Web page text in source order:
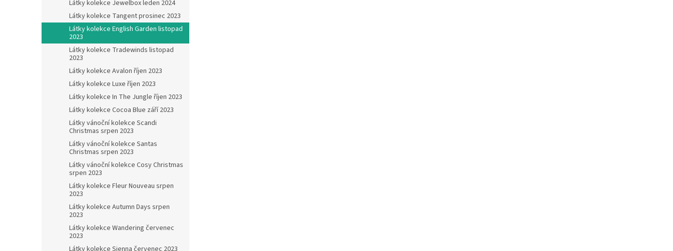
Látky kolekce Jewelbox leden 2024
Látky kolekce Tangent prosinec 2023
Látky kolekce English Garden listopad
2023
Látky kolekce Tradewinds listopad
2023
Látky kolekce Avalon říjen 2023
Látky kolekce Luxe říjen 2023
Látky kolekce In The Jungle říjen 2023
Látky kolekce Cocoa Blue září 2023
Látky vánoční kolekce Scandi
Christmas srpen 2023
Látky vánoční kolekce Santas
Christmas srpen 2023
Látky vánoční kolekce Cosy Christmas
srpen 2023
Látky kolekce Fleur Nouveau srpen
2023
Látky kolekce Autumn Days srpen
2023
Látky kolekce Wandering červenec
2023
Látky kolekce Sienna červenec 2023